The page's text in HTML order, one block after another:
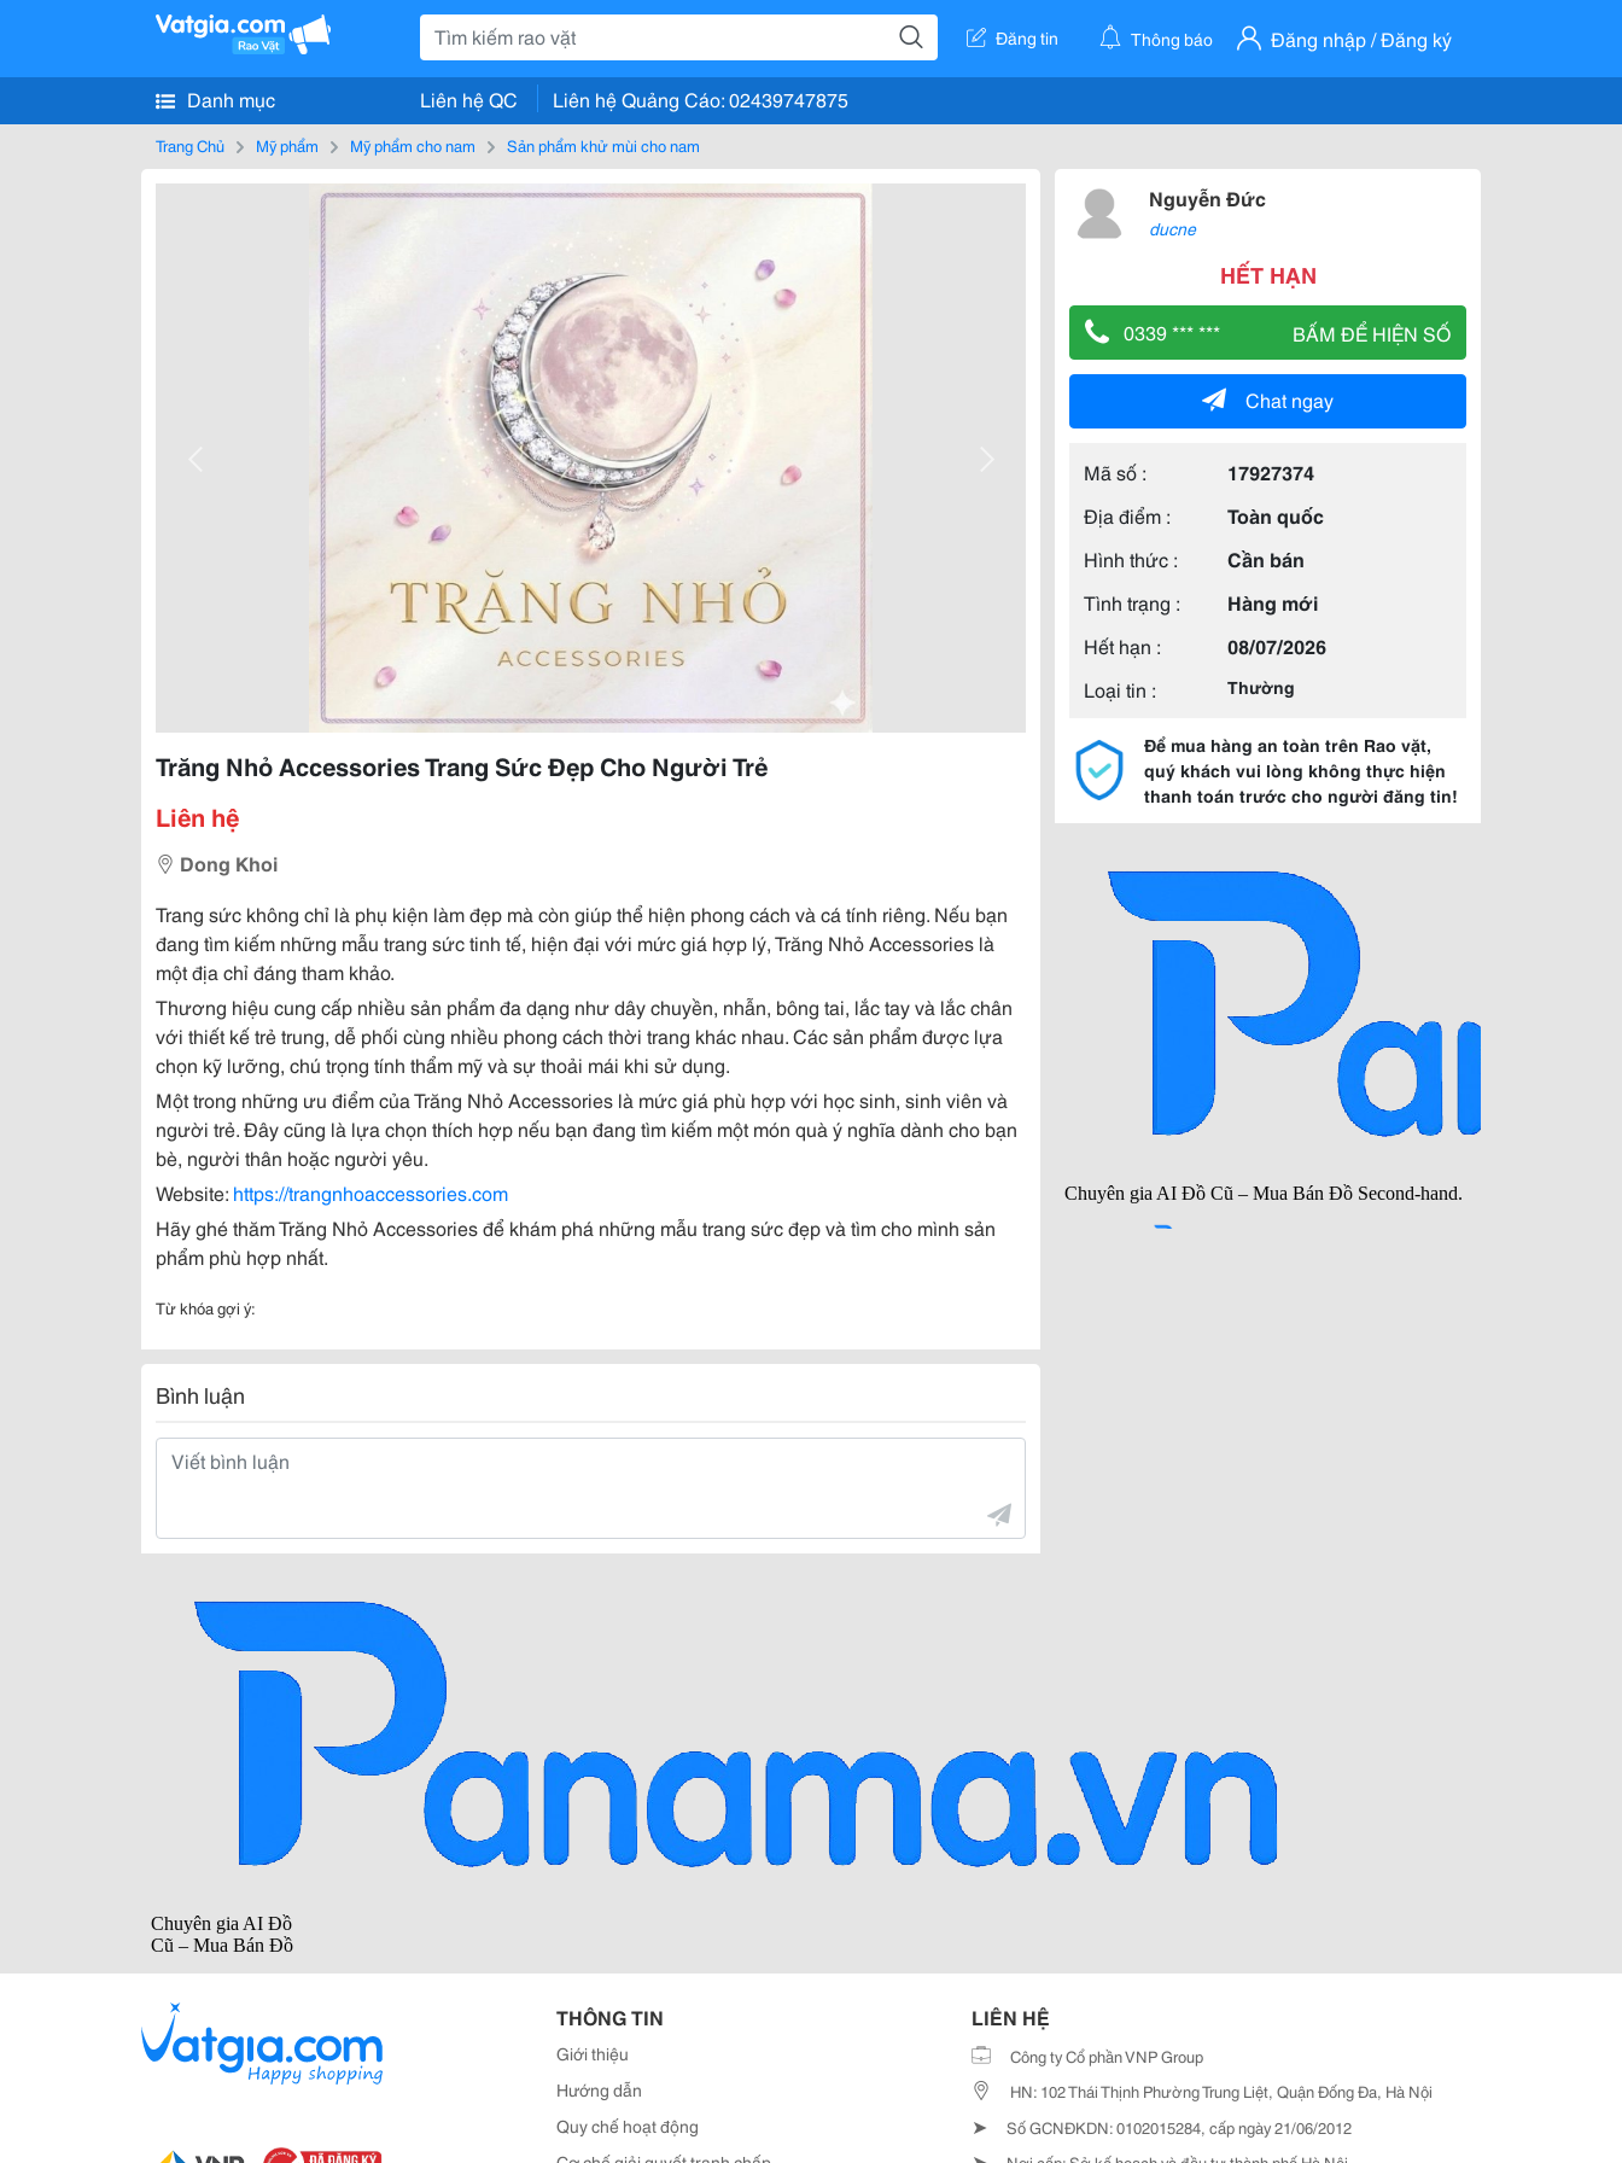
Đăng tin Thông báo Đăng nhập / Đăng ký
Danh mục Liên hệ QC Liên hệ Quảng Cáo: 02439747875
Trang Chủ Mỹ phẩm Mỹ phẩm cho nam Sản phẩm khử mùi cho nam
Trăng Nhỏ Accessories Trang Sức Đẹp Cho Người Trẻ
Liên hệ
Dong Khoi
Trang sức không chỉ là phụ kiện làm đẹp mà còn giúp thể hiện phong cách và cá tính riêng. Nếu bạn
đang tìm kiếm những mẫu trang sức tinh tế, hiện đại với mức giá hợp lý, Trăng Nhỏ Accessories là
một địa chỉ đáng tham khảo.
Thương hiệu cung cấp nhiều sản phẩm đa dạng như dây chuyền, nhẫn, bông tai, lắc tay và lắc chân
với thiết kế trẻ trung, dễ phối cùng nhiều phong cách thời trang khác nhau. Các sản phẩm được lựa
chọn kỹ lưỡng, chú trọng tính thẩm mỹ và sự thoải mái khi sử dụng.
Một trong những ưu điểm của Trăng Nhỏ Accessories là mức giá phù hợp với học sinh, sinh viên và
người trẻ. Đây cũng là lựa chọn thích hợp nếu bạn đang tìm kiếm một món quà ý nghĩa dành cho bạn
bè, người thân hoặc người yêu.
Website: https://trangnhoaccessories.com
Hãy ghé thăm Trăng Nhỏ Accessories để khám phá những mẫu trang sức đẹp và tìm cho mình sản
phẩm phù hợp nhất.
Từ khóa gợi ý:
Bình luận
Nguyễn Đức
ducne
HẾT HẠN
0339 *** *** BẤM ĐỂ HIỆN SỐ
Chat ngay
Mã số :
17927374
Địa điểm :
Toàn quốc
Hình thức :
Cần bán
Tình trạng :
Hàng mới
Hết hạn :
08/07/2026
Loại tin :
Thường
Để mua hàng an toàn trên Rao vặt,
quý khách vui lòng không thực hiện
thanh toán trước cho người đăng tin!
THÔNG TIN
Giới thiệu
Hướng dẫn
Quy chế hoạt động
LIÊN HỆ
Công ty Cổ phần VNP Group
HN: 102 Thái Thịnh Phường Trung Liệt, Quận Đống Đa, Hà Nội
➤ Số GCNĐKDN: 0102015284, cấp ngày 21/06/2012